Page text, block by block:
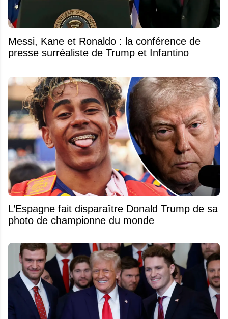
Messi, Kane et Ronaldo : la conférence de
presse surréaliste de Trump et Infantino
L’Espagne fait disparaître Donald Trump de sa
photo de championne du monde